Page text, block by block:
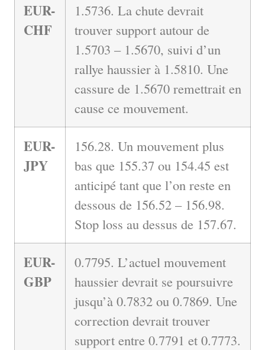
EUR-
CHF
1.5736. La chute devrait
trouver support autour de
1.5703 – 1.5670, suivi d’un
rallye haussier à 1.5810. Une
cassure de 1.5670 remettrait en
cause ce mouvement.
EUR-
JPY
156.28. Un mouvement plus
bas que 155.37 ou 154.45 est
anticipé tant que l’on reste en
dessous de 156.52 – 156.98.
Stop loss au dessus de 157.67.
EUR-
GBP
0.7795. L’actuel mouvement
haussier devrait se poursuivre
jusqu’à 0.7832 ou 0.7869. Une
correction devrait trouver
support entre 0.7791 et 0.7773.